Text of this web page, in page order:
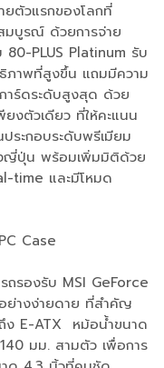
ยตัวแรกของโลกที่
มบูรณ์ ด้วยการจ่าย
PLUS Platinum รับ
ภาพที่สูงขึ้น แถมมีความ
าร์ดระดับสูงสุด ด้วย
งตัวเดียว ที่ให้คะแนน
ระกอบระดับพรีเมียม
งญี่ปุ่น พร้อมเพิ่มมิติด้วย
time และมีโหมด
Case
ถรองรับ MSI GeForce
ย่างง่ายดาย ที่สำคัญ
ง E-ATX หม้อน้ำขนาด
มม. สามตัว เพื่อการ